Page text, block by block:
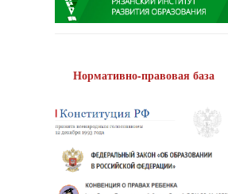
Нормативно-правовая база